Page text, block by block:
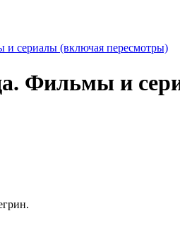
и сериалы (включая пересмотры)
Фильмы и